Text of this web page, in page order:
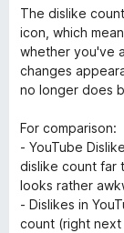
3
の
評
価
The dislike
icon, which
whether you've
changes
no longer does
For comparison:
- YouTube
dislike count far
looks rather
- Dislikes in
count (right